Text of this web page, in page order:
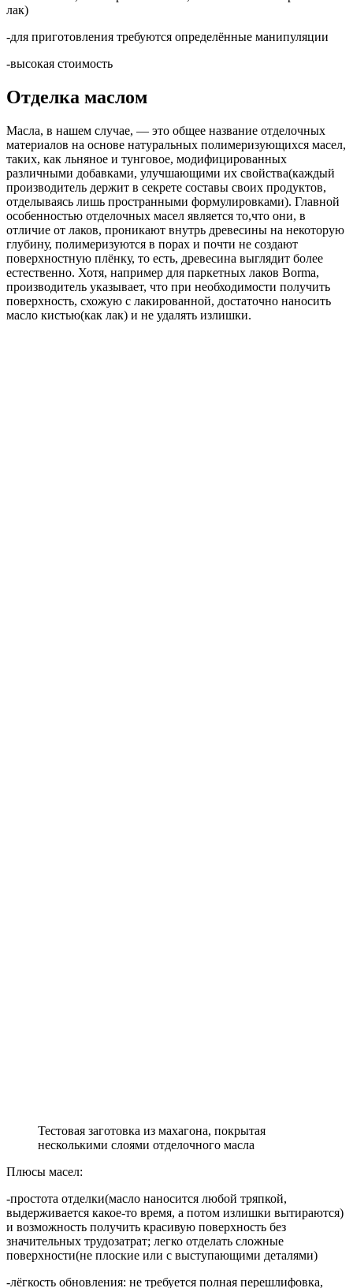
лак)
-для приготовления требуются определённые манипуляции
-высокая стоимость
Отделка маслом
Масла, в нашем случае, — это общее название отделочных
материалов на основе натуральных полимеризующихся масел,
таких, как льняное и тунговое, модифицированных
различными добавками, улучшающими их свойства(каждый
производитель держит в секрете составы своих продуктов,
отделываясь лишь пространными формулировками). Главной
особенностью отделочных масел является то,что они, в
отличие от лаков, проникают внутрь древесины на некоторую
глубину, полимеризуются в порах и почти не создают
поверхностную плёнку, то есть, древесина выглядит более
естественно. Хотя, например для паркетных лаков Borma,
производитель указывает, что при необходимости получить
поверхность, схожую с лакированной, достаточно наносить
масло кистью(как лак) и не удалять излишки.
Тестовая заготовка из махагона, покрытая
несколькими слоями отделочного масла
Плюсы масел:
-простота отделки(масло наносится любой тряпкой,
выдерживается какое-то время, а потом излишки вытираются)
и возможность получить красивую поверхность без
значительных трудозатрат; легко отделать сложные
поверхности(не плоские или с выступающими деталями)
-лёгкость обновления: не требуется полная перешлифовка,